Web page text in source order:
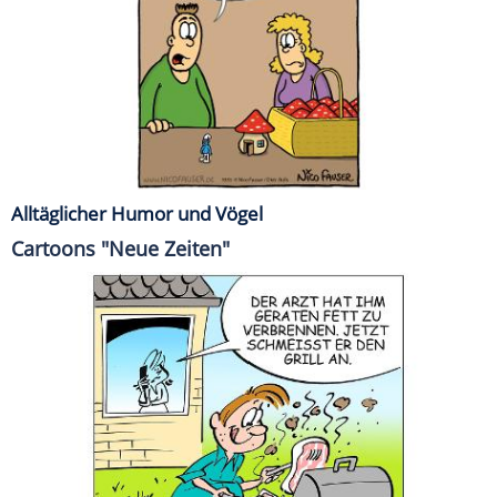
Alltäglicher Humor und Vögel
Cartoons "Neue Zeiten"